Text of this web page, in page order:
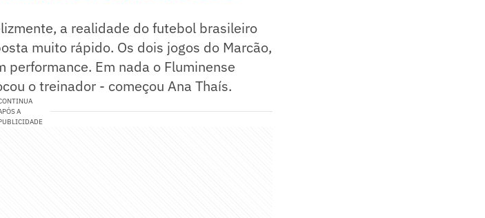
a realidade do futebol brasileiro
muito rápido. Os dois jogos do Marcão,
Em nada o Fluminense
o treinador - começou Ana Thaís.
A